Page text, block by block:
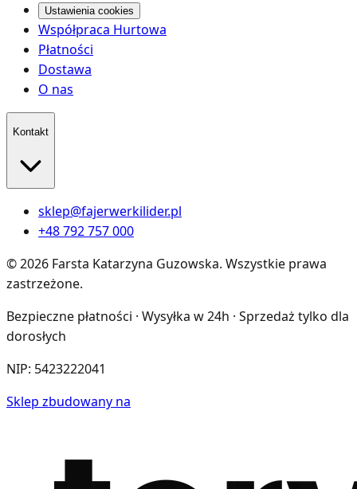
Ustawienia cookies
Współpraca Hurtowa
Płatności
Dostawa
O nas
Kontakt
sklep@fajerwerkilider.pl
+48 792 757 000
©2026 Farsta Katarzyna Guzowska. Wszystkie prawa
zastrzeżone.
Bezpieczne płatności · Wysyłka w 24h · Sprzedaż tylko dla
dorosłych
NIP: 5423222041
Sklep zbudowany na